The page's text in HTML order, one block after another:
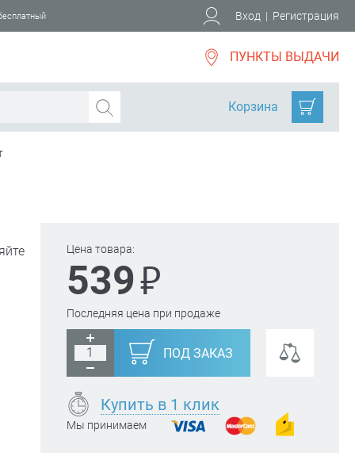
Вход | Регистрация
ПУНКТЫ ВЫДАЧИ
Корзина
Цена товара:
539₽
Последняя цена при продаже
ПОД ЗАКАЗ
Купить в 1 клик
Мы принимаем